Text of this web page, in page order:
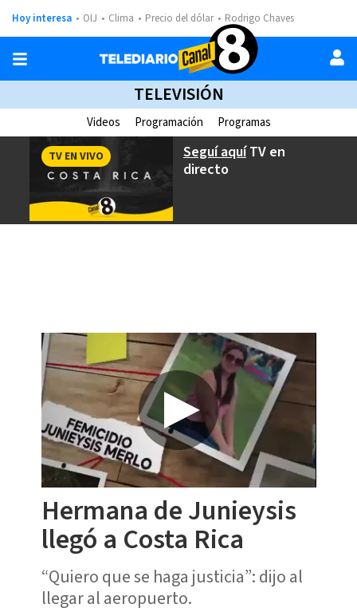
Hoy interesa OIJ Clima Precio del dólar Rodrigo Chaves
TELEVISIÓN
Videos Programación Programas
Seguí aquíTV en
directo
TV EN VIVO
Hermana de Junieysis
llegó a Costa Rica
“Quiero que se haga justicia”: dijo al
llegar al aeropuerto.